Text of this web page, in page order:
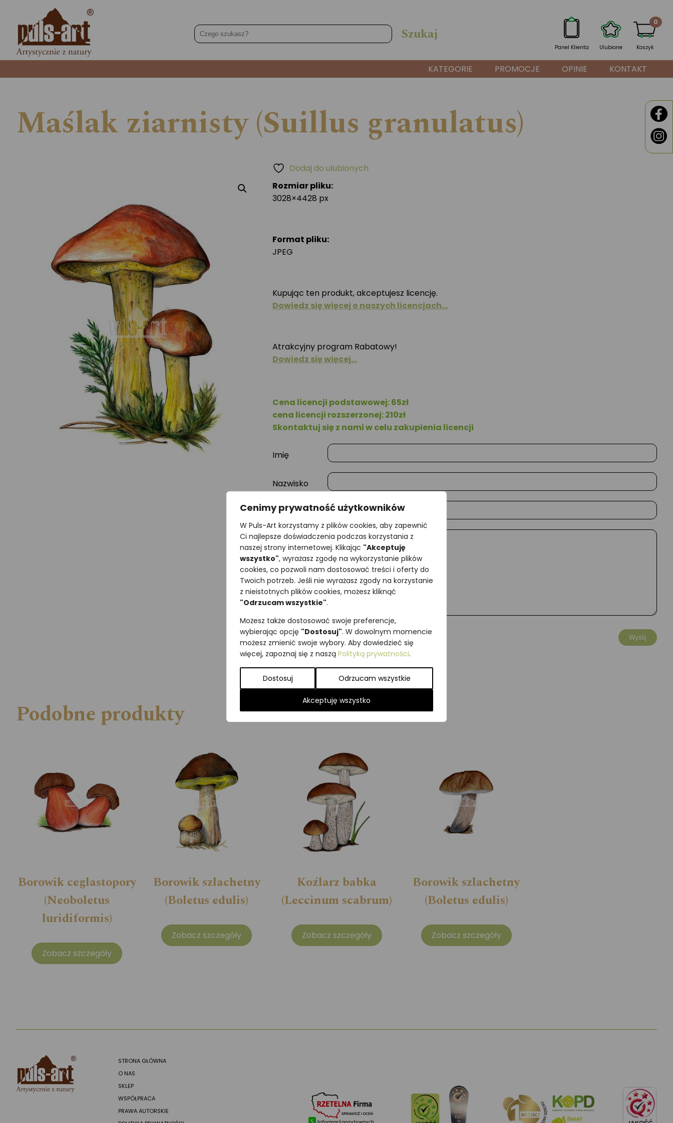
Cenimy prywatność użytkowników
W Puls-Art korzystamy z plików cookies, aby zapewnić
Ci najlepsze doświadczenia podczas korzystania z
naszej strony internetowej. Klikając "Akceptuję
wszystko", wyrażasz zgodę na wykorzystanie plików
cookies, co pozwoli nam dostosować treści i oferty do
Twoich potrzeb. Jeśli nie wyrażasz zgody na korzystanie
z nieistotnych plików cookies, możesz kliknąć
"Odrzucam wszystkie".
Możesz także dostosować swoje preferencje,
wybierając opcję "Dostosuj". W dowolnym momencie
możesz zmienić swoje wybory. Aby dowiedzieć się
więcej, zapoznaj się z naszą Polityką prywatności.
Dostosuj Odrzucam wszystkie
Akceptuję wszystko
Panel Klienta Ulubione Koszyk
0
KATEGORIE PROMOCJE OPINIE KONTAKT
Maślak ziarnisty (Suillus granulatus)
Rozmiar pliku:
3028×4428 px
Format pliku:
JPEG
Kupując ten produkt, akceptujesz licencję.
Dowiedz się więcej o naszych licencjach…
Atrakcyjny program Rabatowy!
Dowiedz się więcej…
Cena licencji podstawowej: 65zł
cena licencji rozszerzonej: 210zł
Skontaktuj się z nami w celu zakupienia licencji
Imię
Nazwisko
E-mail
Wiadomość
Dodaj do ulubionych
Najniższa cena z ostatnich 30 dni:65,00
SKU:Brak danych
Kategorie:
Grzyby,ILUSTRACJE
Podobne produkty
Borowik ceglastopory
(Neoboletus
luridiformis)
Zobacz szczegóły
Borowik szlachetny
(Boletus edulis)
Zobacz szczegóły
Koźlarz babka
(Leccinum scabrum)
Zobacz szczegóły
Borowik szlachetny
(Boletus edulis)
Zobacz szczegóły
STRONA GŁÓWNA
O NAS
SKLEP
WSPÓŁPRACA
PRAWA AUTORSKIE